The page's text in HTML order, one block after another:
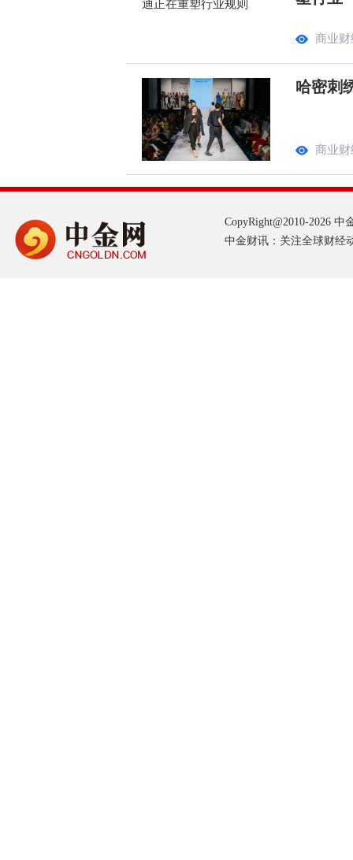
商业财
哈密刺
商业财
CopyRight@2010-2026 中
中金财讯：关注全球财经